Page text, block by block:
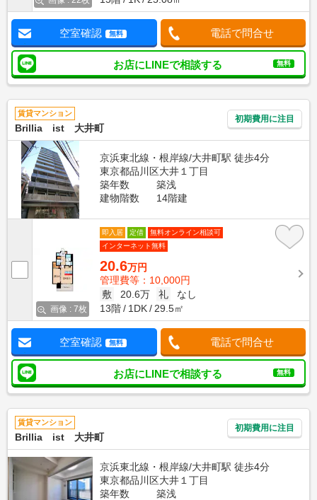
空室確認 無料 電話で問合せ
お店にLINEで相談する 無料
賃貸マンション
Brillia ist 大井町
初期費用に注目
京浜東北線・根岸線/大井町駅 徒歩4分
東京都品川区大井１丁目
築年数
築浅
建物階数
14階建
画像 : 7枚
即入居 定借
無料オンライン相談可
インターネット無料
20.6万円
管理費等：10,000円
敷
20.6万 礼
なし
13階
1DK 29.5㎡
空室確認 無料 電話で問合せ
お店にLINEで相談する 無料
賃貸マンション
Brillia ist 大井町
初期費用に注目
京浜東北線・根岸線/大井町駅 徒歩4分
東京都品川区大井１丁目
築年数
築浅